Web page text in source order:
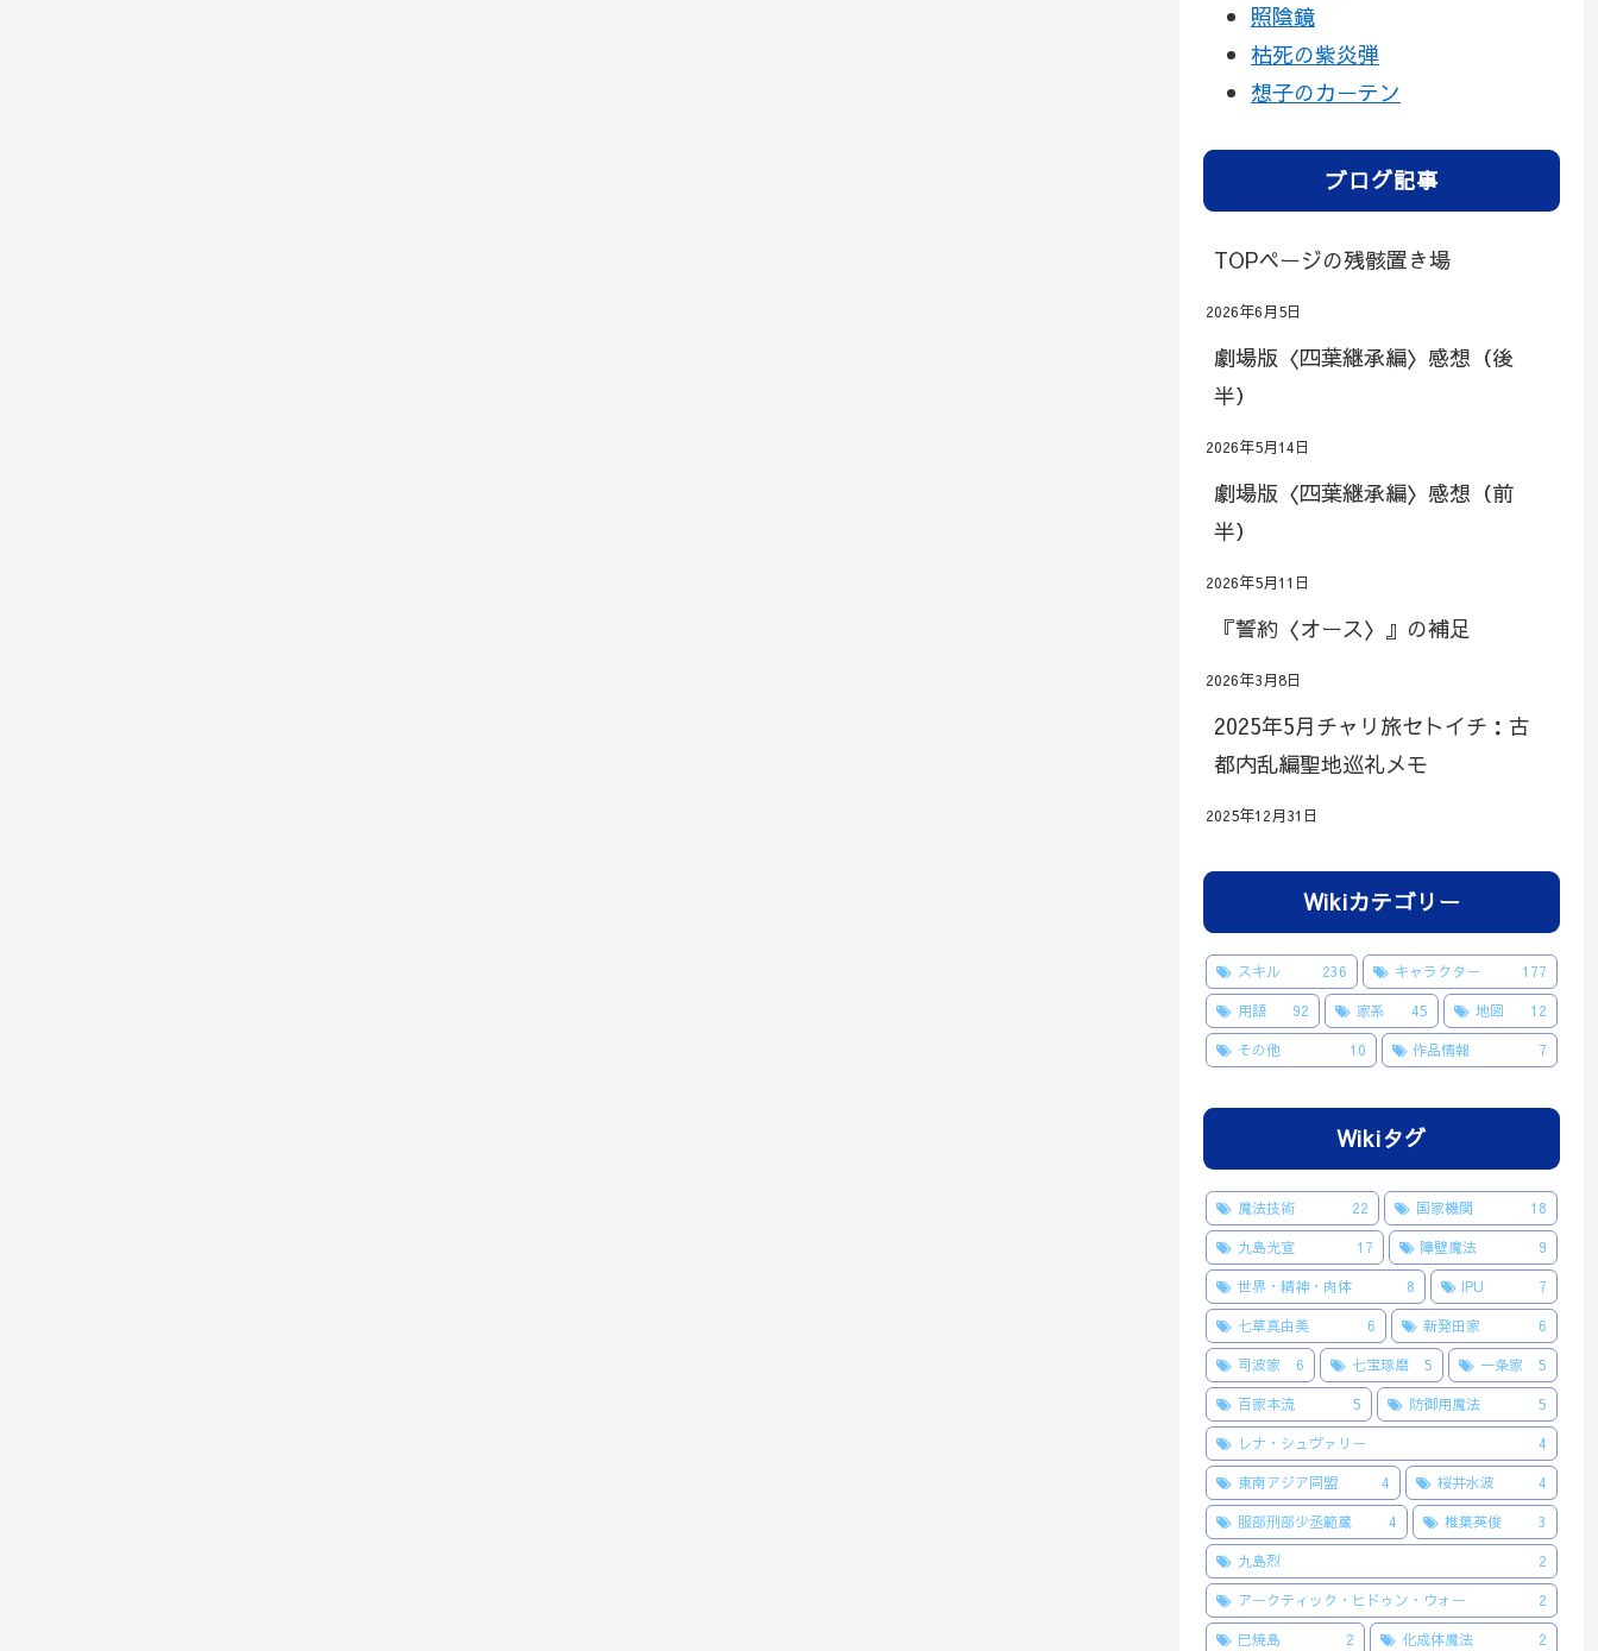
照陰鏡
枯死の紫炎弾
想子のカーテン
ブログ記事
TOPページの残骸置き場
2026年6月5日
劇場版〈四葉継承編〉感想（後
半）
2026年5月14日
劇場版〈四葉継承編〉感想（前
半）
2026年5月11日
『誓約〈オース〉』の補足
2026年3月8日
2025年5月チャリ旅セトイチ：古
都内乱編聖地巡礼メモ
2025年12月31日
Wikiカテゴリー
スキル 236 キャラクター 177
用語 92 家系 45 地図 12
その他 10 作品情報 7
Wikiタグ
魔法技術 22 国家機関 18
九島光宣 17 障壁魔法 9
世界・精神・肉体 8 IPU 7
七草真由美 6 新発田家 6
司波家 6 七宝琢磨 5 一条家 5
百家本流 5 防御用魔法 5
レナ・シュヴァリー 4
東南アジア同盟 4 桜井水波 4
服部刑部少丞範蔵 4 椎葉英俊 3
九島烈 2
アークティック・ヒドゥン・ウォー 2
巳焼島 2 化成体魔法 2